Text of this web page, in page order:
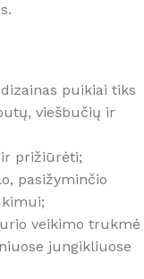
puikiai tiks
viešbučių ir
ir prižiūrėti;
pasižyminčio
veikimo trukmė
jungikliuose